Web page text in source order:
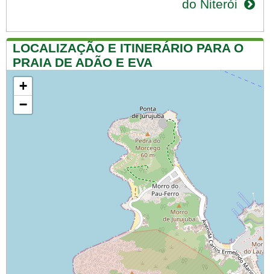
do Niterói
LOCALIZAÇÃO E ITINERÁRIO PARA O
PRAIA DE ADÃO E EVA
+
−